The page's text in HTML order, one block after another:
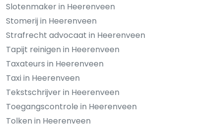
Slotenmaker in Heerenveen
Stomerij in Heerenveen
Strafrecht advocaat in Heerenveen
Tapijt reinigen in Heerenveen
Taxateurs in Heerenveen
Taxi in Heerenveen
Tekstschrijver in Heerenveen
Toegangscontrole in Heerenveen
Tolken in Heerenveen